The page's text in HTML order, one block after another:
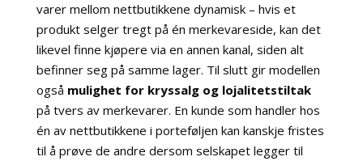
varer mellom nettbutikkene dynamisk – hvis et
produkt selger tregt på én merkevareside, kan det
likevel finne kjøpere via en annen kanal, siden alt
befinner seg på samme lager. Til slutt gir modellen
også mulighet for kryssalg og lojalitetstiltak
på tvers av merkevarer. En kunde som handler hos
én av nettbutikkene i porteføljen kan kanskje fristes
til å prøve de andre dersom selskapet legger til